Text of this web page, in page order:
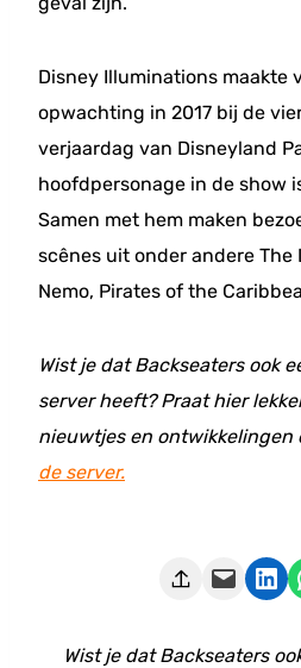
Disney Illuminations maakte
opwachting in 2017 bij de
verjaardag van Disneyland
hoofdpersonage in de show
Samen met hem maken
scênes uit onder andere The
Nemo, Pirates of the
Wist je dat Backseaters ook
server heeft? Praat hier
nieuwtjes en ontwikkelingen
de server.
Deze pagina e-mailen Delen op LinkedIn
Wist je dat Backseaters